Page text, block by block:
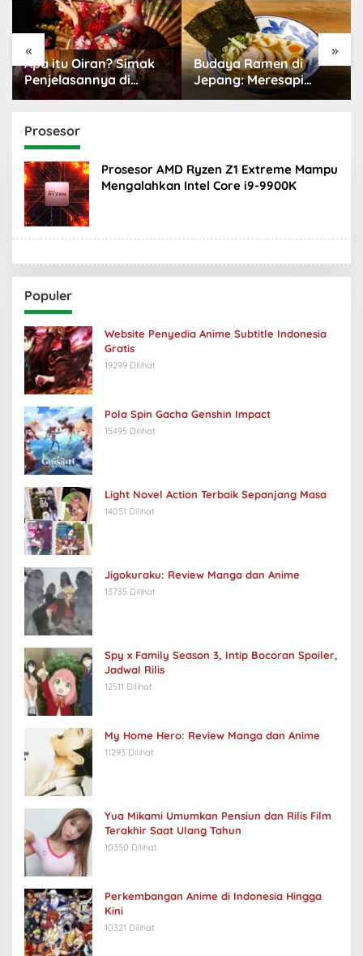
« »
Budaya Ramen di
Jepang: Meresapi
Tradisi Lezat
Budaya Kawaii Jepang:
Dunia Menggemaskan
yang Populer
Prosesor
Prosesor AMD Ryzen Z1 Extreme Mampu
Mengalahkan Intel Core i9-9900K
Populer
Website Penyedia Anime Subtitle Indonesia
Gratis
19299 Dilihat
Pola Spin Gacha Genshin Impact
15495 Dilihat
Light Novel Action Terbaik Sepanjang Masa
14051 Dilihat
Jigokuraku: Review Manga dan Anime
13735 Dilihat
Spy x Family Season 3, Intip Bocoran Spoiler,
Jadwal Rilis
12511 Dilihat
My Home Hero: Review Manga dan Anime
11293 Dilihat
Yua Mikami Umumkan Pensiun dan Rilis Film
Terakhir Saat Ulang Tahun
10350 Dilihat
Perkembangan Anime di Indonesia Hingga
Kini
10321 Dilihat